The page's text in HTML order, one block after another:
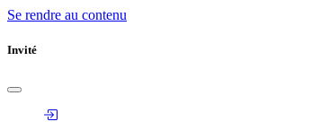
Se rendre au contenu
Invité